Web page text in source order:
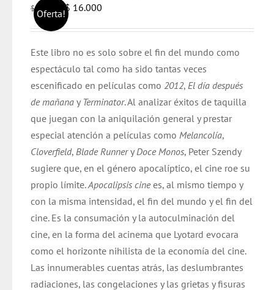
Oferta!
$17.000
El
precio
era:
$ 17.000.
$ 16.000
es:
$ 16.000.
Este libro no es solo sobre el fin del mundo como
espectáculo tal como ha sido tantas veces
escenificado en películas como 2012, El día después
de mañana y Terminator. Al analizar éxitos de taquilla
que juegan con la aniquilación general y prestar
especial atención a películas como Melancolía,
Cloverfield, Blade RunneryDoce Monos, Peter Szendy
sugiere que, en el género apocalíptico, el cine roe su
propio límite.Apocalipsis cinees, al mismo tiempo y
con la misma intensidad, el fin del mundo y el fin del
cine. Es la consumación y la autoculminación del
cine, en la forma del acinema que Lyotard evocara
como el horizonte nihilista de la economía del cine.
Las innumerables cuentas atrás, las deslumbrantes
radiaciones, las congelaciones y las grietas y fisuras